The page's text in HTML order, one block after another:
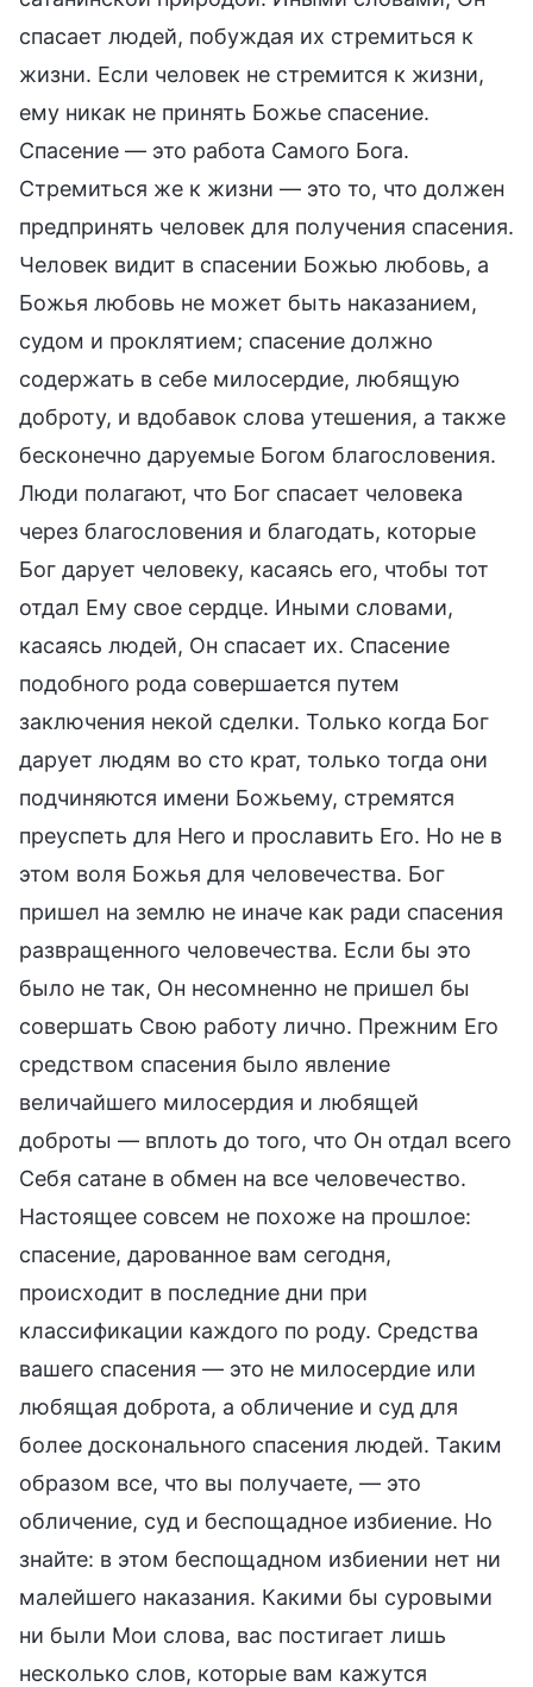
спасает людей, побуждая их стремиться к
жизни. Если человек не стремится к жизни,
ему никак не принять Божье спасение.
Спасение — это работа Самого Бога.
Стремиться же к жизни — это то, что должен
предпринять человек для получения спасения.
Человек видит в спасении Божью любовь, а
Божья любовь не может быть наказанием,
судом и проклятием; спасение должно
содержать в себе милосердие, любящую
доброту, и вдобавок слова утешения, а также
бесконечно даруемые Богом благословения.
Люди полагают, что Бог спасает человека
через благословения и благодать, которые
Бог дарует человеку, касаясь его, чтобы тот
отдал Ему свое сердце. Иными словами,
касаясь людей, Он спасает их. Спасение
подобного рода совершается путем
заключения некой сделки. Только когда Бог
дарует людям во сто крат, только тогда они
подчиняются имени Божьему, стремятся
преуспеть для Него и прославить Его. Но не в
этом воля Божья для человечества. Бог
пришел на землю не иначе как ради спасения
развращенного человечества. Если бы это
было не так, Он несомненно не пришел бы
совершать Свою работу лично. Прежним Его
средством спасения было явление
величайшего милосердия и любящей
доброты — вплоть до того, что Он отдал всего
Себя сатане в обмен на все человечество.
Настоящее совсем не похоже на прошлое:
спасение, дарованное вам сегодня,
происходит в последние дни при
классификации каждого по роду. Средства
вашего спасения — это не милосердие или
любящая доброта, а обличение и суд для
более досконального спасения людей. Таким
образом все, что вы получаете, — это
обличение, суд и беспощадное избиение. Но
знайте: в этом беспощадном избиении нет ни
малейшего наказания. Какими бы суровыми
ни были Мои слова, вас постигает лишь
несколько слов, которые вам кажутся